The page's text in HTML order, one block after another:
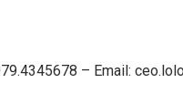
– Email: